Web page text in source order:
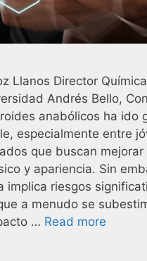
Llanos Director
Andrés Bello,
anabólicos ha ido
especialmente entre
que buscan mejorar
y apariencia. Sin
implica riesgos
a menudo se
… Read more